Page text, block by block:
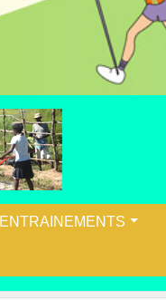
ENTRAINEMENTS